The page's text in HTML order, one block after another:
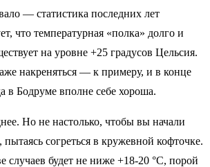
— статистика последних лет
что температурная «полка» долго и
на уровне +25 градусов Цельсия.
накреняться — к примеру, и в конце
в Бодруме вполне себе хороша.
Но не настолько, чтобы вы начали
пытаясь согреться в кружевной кофточке.
случаев будет не ниже +18-20 °C, порой